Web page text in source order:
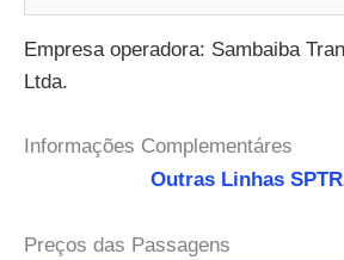
Empresa operadora: Sambaiba
Ltda.
Informações Complementáres
Outras Linhas
Preços das Passagens